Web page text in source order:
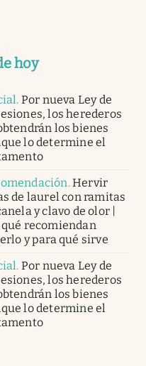
hoy
. Por nueva Ley de
los herederos
los bienes
lo determine el
.Hervir
de laurel con ramitas
y clavo de olor |
recomiendan
y para qué sirve
. Por nueva Ley de
los herederos
los bienes
lo determine el